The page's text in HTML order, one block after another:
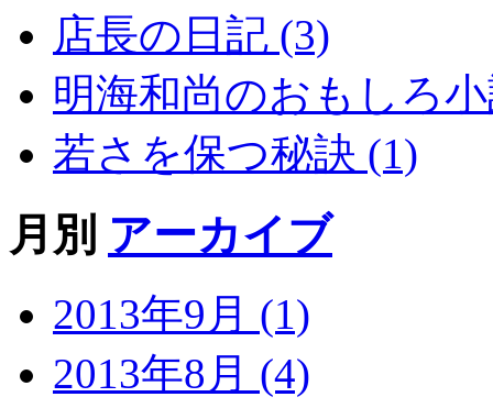
店長の日記 (3)
明海和尚のおもしろ
若さを保つ秘訣 (1)
月別 アーカイブ
2013年9月 (1)
2013年8月 (4)